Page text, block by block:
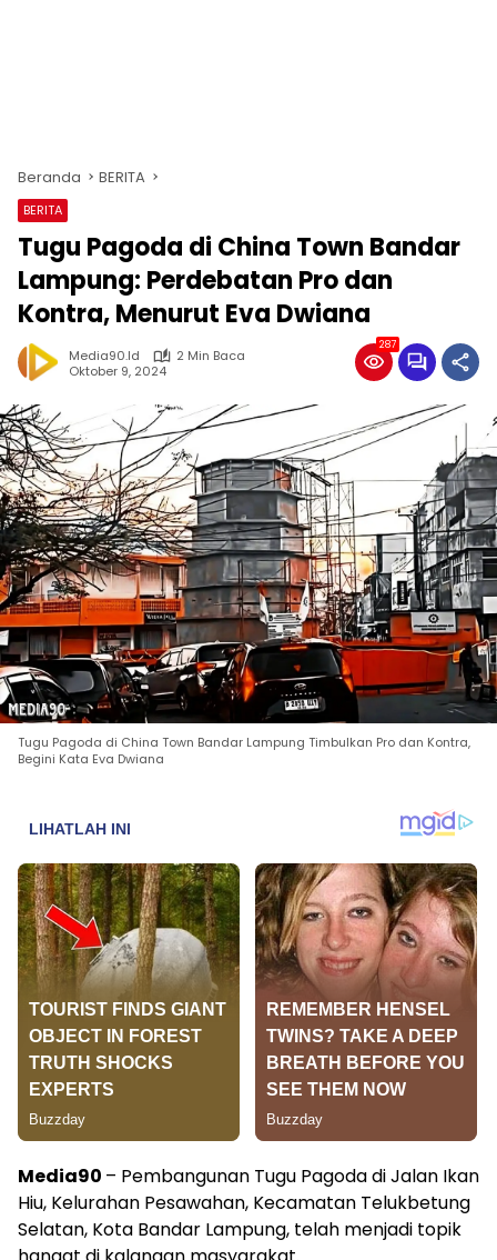
Beranda BERITA
BERITA
Tugu Pagoda di China Town Bandar
Lampung: Perdebatan Pro dan
Kontra, Menurut Eva Dwiana
Media90.id
2 Min Baca
Oktober 9, 2024
287
Tugu Pagoda di China Town Bandar Lampung Timbulkan Pro dan Kontra,
Begini Kata Eva Dwiana
Media90 – Pembangunan Tugu Pagoda di Jalan Ikan
Hiu, Kelurahan Pesawahan, Kecamatan Telukbetung
Selatan, Kota Bandar Lampung, telah menjadi topik